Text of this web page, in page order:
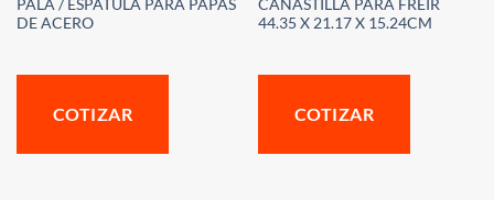
PALA / ESPATULA PARA PAPAS
DE ACERO
COTIZAR
CANASTILLA PARA FREIR
44.35 X 21.17 X 15.24CM
COTIZAR